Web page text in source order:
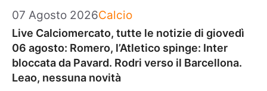
07 Agosto 2026Categorie
Calcio
Live Calciomercato, tutte le notizie di giovedì
06 agosto: Romero, l’Atletico spinge: Inter
bloccata da Pavard. Rodri verso il Barcellona.
Leao, nessuna novità